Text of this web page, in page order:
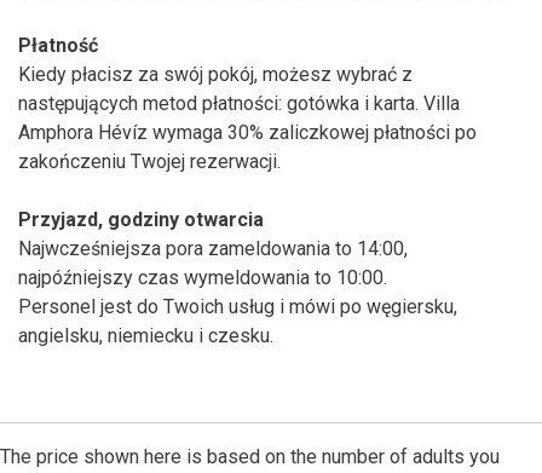
Płatność
Kiedy płacisz za swój pokój, możesz wybrać z
następujących metod płatności: gotówka i karta. Villa
Amphora Hévíz wymaga 30% zaliczkowej płatności po
zakończeniu Twojej rezerwacji.
Przyjazd, godziny otwarcia
Najwcześniejsza pora zameldowania to 14:00,
najpóźniejszy czas wymeldowania to 10:00.
Personel jest do Twoich usług i mówi po węgiersku,
angielsku, niemiecku i czesku.
The price shown here is based on the number of adults you